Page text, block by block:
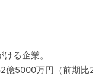
る企業。
億5000万円（前期